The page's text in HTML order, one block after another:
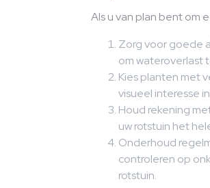
Als u van plan bent om
Zorg voor goede
om wateroverlast
Kies planten met
visueel interesse
Houd rekening
uw rotstuin het
Onderhoud
controleren op
rotstuin.